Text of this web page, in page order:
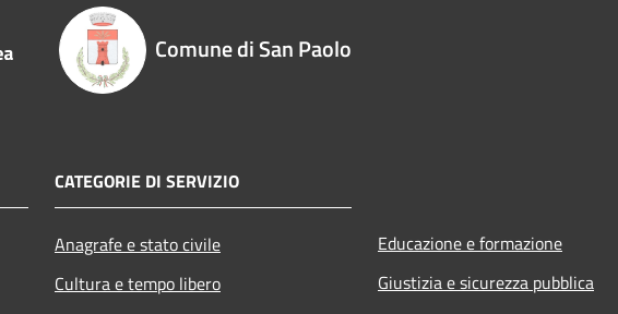
Comune di San Paolo
CATEGORIE DI SERVIZIO
Anagrafe e stato civile
Cultura e tempo libero
Educazione e formazione
Giustizia e sicurezza pubblica